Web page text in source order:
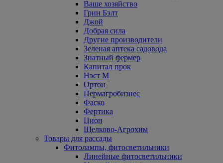
Ваше хозяйство
Грин Бэлт
Джой
Добрая сила
Другие производители
Зеленая аптека садовода
Знатный фермер
Капитал прок
Нэст М
Ортон
Пермагробизнес
Фаско
Фертика
Цион
Щелково-Агрохим
Товары для рассады
Фитолампы, фитосветильники
Линейные фитосветильники